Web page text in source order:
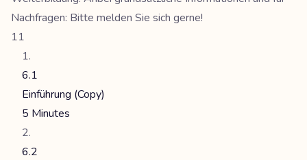
Nachfragen: Bitte melden Sie sich gerne!
11
6.1
Einführung (Copy)
5 Minutes
6.2